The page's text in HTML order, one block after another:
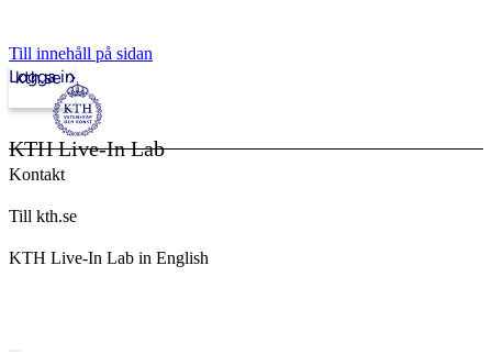
Till innehåll på sidan
kth.se
Logga in
KTH Live-In Lab
Kontakt
Till kth.se
KTH Live-In Lab in English